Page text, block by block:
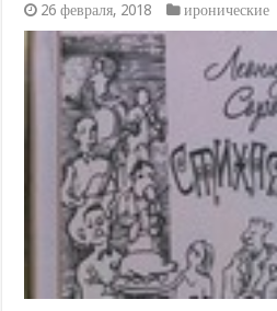
26 февраля, 2018 иронические